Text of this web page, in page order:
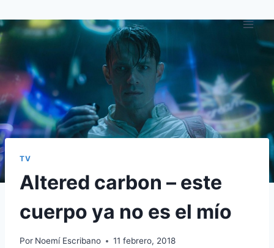
al
contenido
TV
Altered carbon – este
cuerpo ya no es el mío
Por Noemí Escribano 11 febrero, 2018